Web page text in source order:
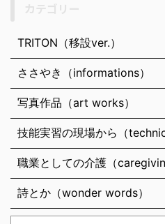
TRITON（移設ver.）
ささやき（informations）
写真作品（art works）
技能実習の現場から（
職業としての介護（
詩とか（wonder words）